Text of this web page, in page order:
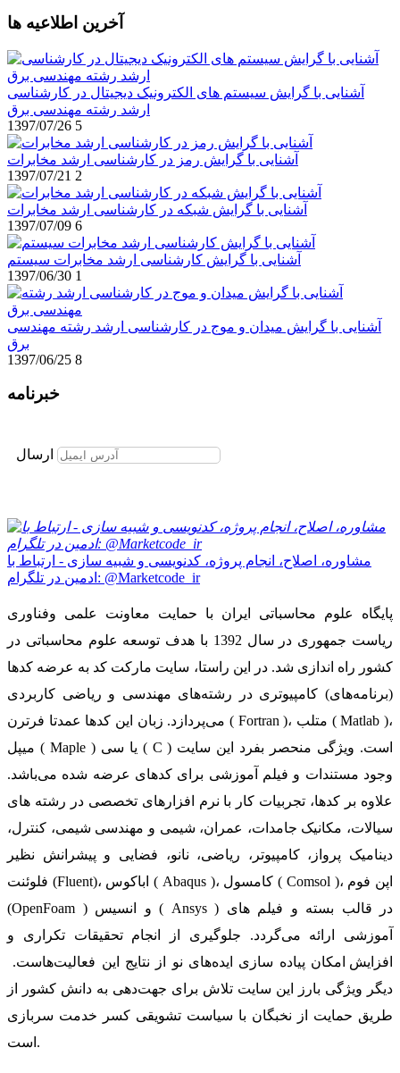
آخرین اطلاعیه ها
آشنایی با گرایش سیستم های الکترونیک دیجیتال در کارشناسی
ارشد رشته مهندسی برق
1397/07/26 5
آشنایی با گرایش رمز در کارشناسی ارشد مخابرات
1397/07/21 2
آشنایی با گرایش شبکه در کارشناسی ارشد مخابرات
1397/07/09 6
آشنایی با گرایش کارشناسی ارشد مخابرات سیستم
1397/06/30 1
آشنایی با گرایش میدان و موج در کارشناسی ارشد رشته مهندسی
برق
1397/06/25 8
خبرنامه
ارسال
مشاوره، اصلاح، انجام پروژه، کدنویسی و شبیه سازی - ارتباط با
ادمین در تلگرام: @Marketcode_ir
پایگاه علوم محاسباتی ایران با حمایت معاونت علمی وفناوری
ریاست جمهوری در سال 1392 با هدف توسعه علوم محاسباتی در
کشور راه اندازی شد. در این راستا، سایت مارکت کد به عرضه کدها
(برنامه‌های) کامپیوتری در رشته‌های مهندسی و ریاضی کاربردی
می‌پردازد. زبان این کدها عمدتا فرترن ( Fortran )، متلب ( Matlab )،
میپل ( Maple ) یا سی ( C ) است. ویژگی منحصر بفرد این سایت
وجود مستندات و فیلم آموزشی برای کدهای عرضه شده می‌باشد.
علاوه بر کدها، تجربیات کار با نرم افزارهای تخصصی در رشته های
سیالات، مکانیک جامدات، عمران، شیمی و مهندسی شیمی، کنترل،
دینامیک پرواز، کامپیوتر، ریاضی، نانو، فضایی و پیشرانش نظیر
فلوئنت (Fluent)، اباکوس ( Abaqus )، کامسول ( Comsol )، اپن فوم
(OpenFoam ) و انسیس ( Ansys ) در قالب بسته‌ و فیلم های
آموزشی ارائه می‌گردد. جلوگیری از انجام تحقیقات تکراری و
افزایش امکان پیاده سازی ایده‌های نو از نتایج این فعالیت‌هاست.
دیگر ویژگی بارز این سایت تلاش برای جهت‌دهی به دانش کشور از
طریق حمایت از نخبگان با سیاست تشویقی کسر خدمت سربازی
است.